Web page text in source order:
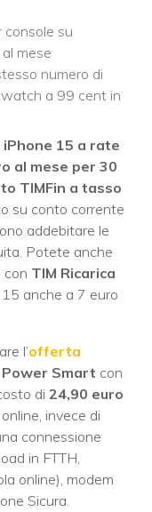
console su
mese
numero di
a 99 cent in
iPhone 15 a rate
al mese per 30
TIMFin a tasso
su conto corrente
addebitare le
Potete anche
con TIM Ricarica
anche a 7 euro
l’offerta
Power Smart con
di 24,90 euro
invece di
connessione
in FTTH,
online), modem
Sicura.